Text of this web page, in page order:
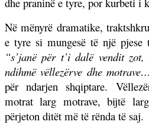
Në mënyrë dramatike,
e tyre si mungesë të një
“s’janë për t’i dalë vendit
ndihmë vëllezërve dhe
për ndarjen shqiptare.
motrat larg motrave, bijtë
përjeton ditët më të rënda të saj.